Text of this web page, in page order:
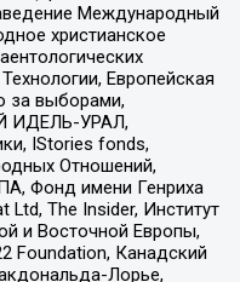
Международный
христианское
Европейская
за выборами,
ИДЕЛЬ-УРАЛ,
IStories fonds,
Отношений,
Фонд имени Генриха
Ltd, The Insider, Институт
и Восточной Европы,
Foundation, Канадский
Лорье,